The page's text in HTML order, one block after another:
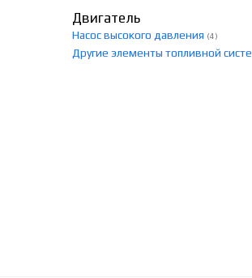
Двигатель
Насос высокого давления (4)
Другие элементы топливной